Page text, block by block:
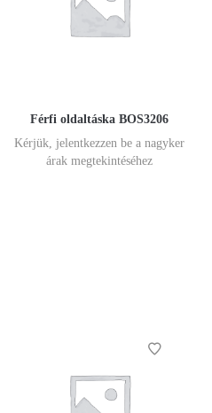
Férfi oldaltáska BOS3206
Kérjük, jelentkezzen be a nagyker
árak megtekintéséhez